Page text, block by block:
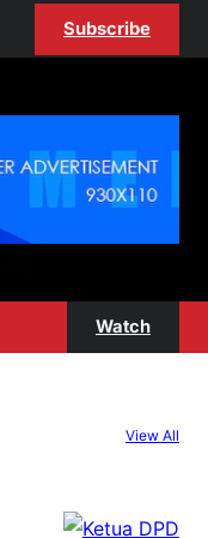
Subscribe
Watch
View All